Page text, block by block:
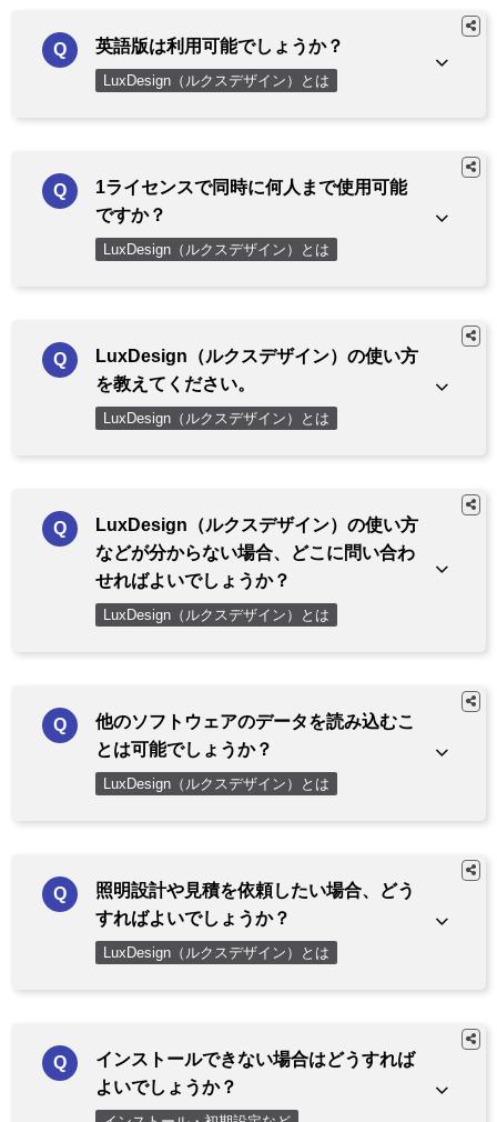
英語版は利用可能でしょうか？
LuxDesign（ルクスデザイン）とは
1ライセンスで同時に何人まで使用可能
ですか？
LuxDesign（ルクスデザイン）とは
LuxDesign（ルクスデザイン）の使い方
を教えてください。
LuxDesign（ルクスデザイン）とは
LuxDesign（ルクスデザイン）の使い方
などが分からない場合、どこに問い合わ
せればよいでしょうか？
LuxDesign（ルクスデザイン）とは
他のソフトウェアのデータを読み込むこ
とは可能でしょうか？
LuxDesign（ルクスデザイン）とは
照明設計や見積を依頼したい場合、どう
すればよいでしょうか？
LuxDesign（ルクスデザイン）とは
インストールできない場合はどうすれば
よいでしょうか？